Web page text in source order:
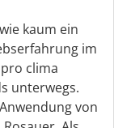
kaum ein
im
clima
unterwegs.
von